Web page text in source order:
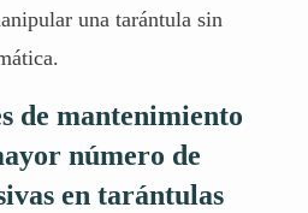
una tarántula sin
de mantenimiento
número de
en tarántulas